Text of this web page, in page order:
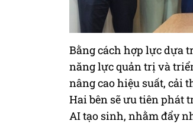
Bằng cách hợp lực dựa
năng lực quản trị và
nâng cao hiệu suất, cải
Hai bên sẽ ưu tiên phát
AI tạo sinh, nhằm đẩy